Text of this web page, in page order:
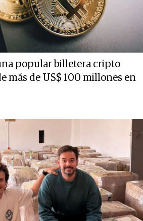
popular billetera cripto
más de US$ 100 millones en